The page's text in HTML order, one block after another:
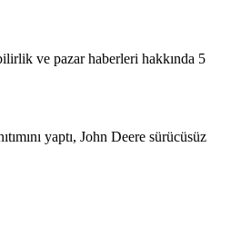
ve pazar haberleri hakkında 5
yaptı, John Deere sürücüsüz